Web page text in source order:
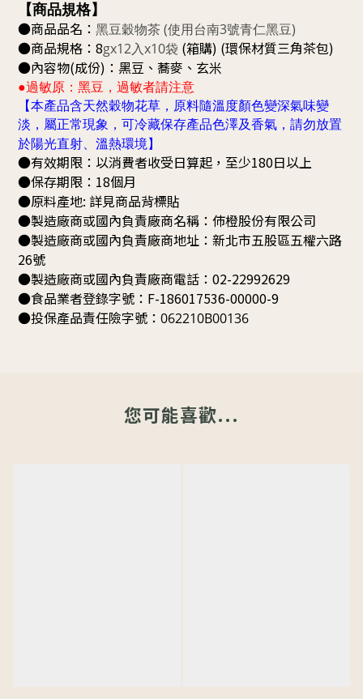
【商品規格】
●商品品名： 黑豆穀物茶 (使用台南3號青仁黑豆)
●商品規格：8gx12入x10袋 (箱購) (環保材質三角茶包)
●內容物(成份)： 黑豆、蕎麥、玄米
●過敏原：黑豆，過敏者請注意
【本產品含天然穀物花草，原料隨溫度顏色變深氣味變
淡，屬正常現象，可冷藏保存產品色澤及香氣，請勿放置
於陽光直射、溫熱環境】
●有效期限：以消費者收受日算起，至少180日以上
●保存期限：18個月
●原料產地: 詳見商品背標貼
●製造廠商或國內負責廠商名稱：伂橙股份有限公司
●製造廠商或國內負責廠商地址：新北市五股區五權六路
26號
●製造廠商或國內負責廠商電話：02-22992629
●食品業者登錄字號： F-186017536-00000-9
●投保產品責任險字號： 062210B00136
您可能喜歡...